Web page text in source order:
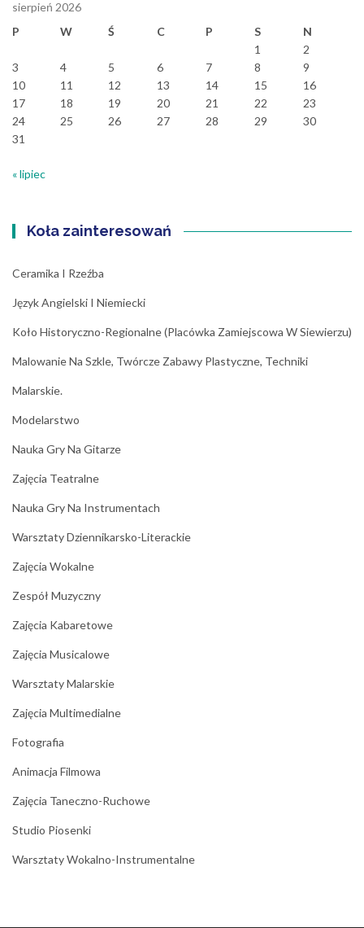
sierpień 2026
P
W Ś C P S
N
1
2
3
4 5 6 7 8
9
10
11 12 13 14 15
16
17
18 19 20 21 22
23
24
25 26 27 28 29
30
31
« lipiec
Koła zainteresowań
Ceramika I Rzeźba
Język Angielski I Niemiecki
Koło Historyczno-Regionalne (placówka Zamiejscowa W Siewierzu)
Malowanie Na Szkle, Twórcze Zabawy Plastyczne, Techniki
Malarskie.
Modelarstwo
Nauka Gry Na Gitarze
Zajęcia Teatralne
Nauka Gry Na Instrumentach
Warsztaty Dziennikarsko-Literackie
Zajęcia Wokalne
Zespół Muzyczny
Zajęcia Kabaretowe
Zajęcia Musicalowe
Warsztaty Malarskie
Zajęcia Multimedialne
Fotografia
Animacja Filmowa
Zajęcia Taneczno-Ruchowe
Studio Piosenki
Warsztaty Wokalno-Instrumentalne